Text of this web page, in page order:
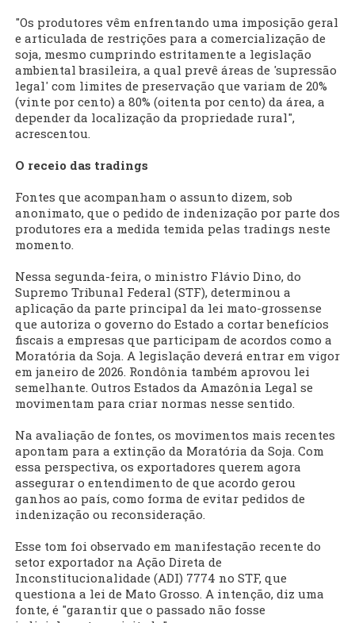
"Os produtores vêm enfrentando uma imposição geral
e articulada de restrições para a comercialização de
soja, mesmo cumprindo estritamente a legislação
ambiental brasileira, a qual prevê áreas de 'supressão
legal' com limites de preservação que variam de 20%
(vinte por cento) a 80% (oitenta por cento) da área, a
depender da localização da propriedade rural",
acrescentou.
O receio das tradings
Fontes que acompanham o assunto dizem, sob
anonimato, que o pedido de indenização por parte dos
produtores era a medida temida pelas tradings neste
momento.
Nessa segunda-feira, o ministro Flávio Dino, do
Supremo Tribunal Federal (STF), determinou a
aplicação da parte principal da lei mato-grossense
que autoriza o governo do Estado a cortar benefícios
fiscais a empresas que participam de acordos como a
Moratória da Soja. A legislação deverá entrar em vigor
em janeiro de 2026. Rondônia também aprovou lei
semelhante. Outros Estados da Amazônia Legal se
movimentam para criar normas nesse sentido.
Na avaliação de fontes, os movimentos mais recentes
apontam para a extinção da Moratória da Soja. Com
essa perspectiva, os exportadores querem agora
assegurar o entendimento de que acordo gerou
ganhos ao país, como forma de evitar pedidos de
indenização ou reconsideração.
Esse tom foi observado em manifestação recente do
setor exportador na Ação Direta de
Inconstitucionalidade (ADI) 7774 no STF, que
questiona a lei de Mato Grosso. A intenção, diz uma
fonte, é "garantir que o passado não fosse